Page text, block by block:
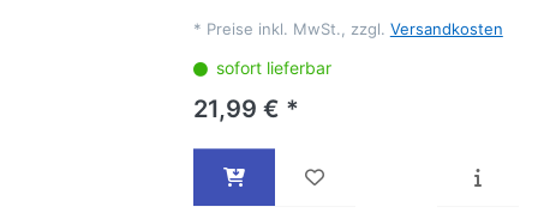
* Preise inkl. MwSt., zzgl. Versandkosten
sofort lieferbar
21,99 € *